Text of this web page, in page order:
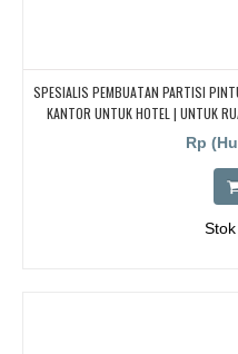
SPESIALIS PEMBUATAN PARTISI
KANTOR UNTUK HOTEL | UNTUK
BANDUNG,Rp